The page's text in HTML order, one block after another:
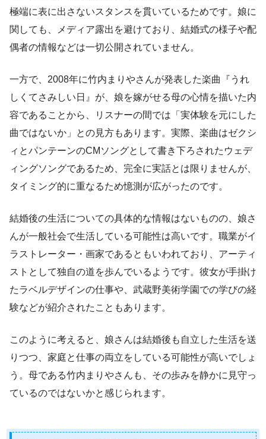
極端に表に出さないスタンスを貫いているためです。娘に
関しても、メディア露出を避けており、結婚式の様子や配
偶者の情報などは一切公開されていません。
一方で、2008年に竹内まりやさんが発表した楽曲『うれ
しくてさみしい日』が、娘を嫁がせる母の心情を描いた内
容であることから、リスナーの間では「実体験を元にした
曲ではないか」との見方もあります。実際、楽曲はゼクシ
ィとパンテーンのCMソングとして書き下ろされたウェデ
ィングソングであるため、完全に実話とは限りませんが、
タイミング的に重なるため憶測が広がったのです。
結婚後の生活についての具体的な情報はないものの、娘さ
んが一般社会で生活している可能性は高いです。職業がイ
ラストレーター・画家であるともいわれており、アーティ
ストとして独自の道を歩んでいるようです。彼女が手掛け
たラベルデザインの仕事や、武蔵野美術学園での学びの経
験などが紹介されたこともあります。
このように考えると、娘さんは結婚後も自立した生活を送
りつつ、家庭と仕事の両立をしている可能性が高いでしょ
う。母である竹内まりやさんも、その歩みを静かに見守っ
ているのではないかと感じられます。